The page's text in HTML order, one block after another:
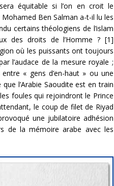
équitable si l’on en croit le
Ben Salman a-t-il lu les
certains théologiens de l’islam
des droits de l’Homme ? [1]
où les puissants ont toujours
l’audace de la mesure royale ;
« gens d’en-haut » ou une
l’Arabie Saoudite est en train
foules qui rejoindront le Prince
le coup de filet de Riyad
une jubilatoire adhésion
de la mémoire arabe avec les